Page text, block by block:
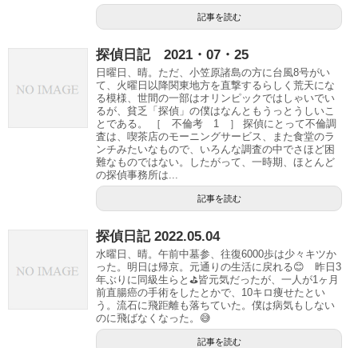
記事を読む
探偵日記 2021・07・25
日曜日、晴。ただ、小笠原諸島の方に台風8号がい
て、火曜日以降関東地方を直撃するらしく荒天にな
る模様、世間の一部はオリンピックではしゃいでい
るが、貧乏「探偵」の僕はなんともうっとうしいこ
とである。 ［ 不倫考 1 ］ 探偵にとって不倫調
査は、喫茶店のモーニングサービス、また食堂のラ
ンチみたいなもので、いろんな調査の中でさほど困
難なものではない。したがって、一時期、ほとんど
の探偵事務所は...
記事を読む
探偵日記 2022.05.04
水曜日、晴。午前中墓参、往復6000歩は少々キツか
った。明日は帰京。元通りの生活に戻れる😊 昨日3
年ぶりに同級生らと⛳️皆元気だったが、一人が1ヶ月
前直腸癌の手術をしたとかで、10キロ痩せたとい
う。流石に飛距離も落ちていた。僕は病気もしない
のに飛ばなくなった。😅
記事を読む